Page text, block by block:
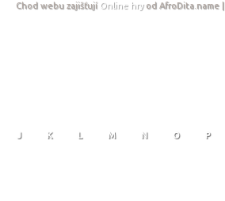
Chod webu zajišťují Online hryod AfroDita.name |
J K L M N O P